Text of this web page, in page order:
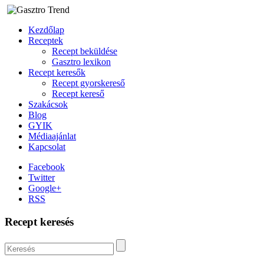
Kezdőlap
Receptek
Recept beküldése
Gasztro lexikon
Recept keresők
Recept gyorskereső
Recept kereső
Szakácsok
Blog
GYIK
Médiaajánlat
Kapcsolat
Facebook
Twitter
Google+
RSS
Recept keresés